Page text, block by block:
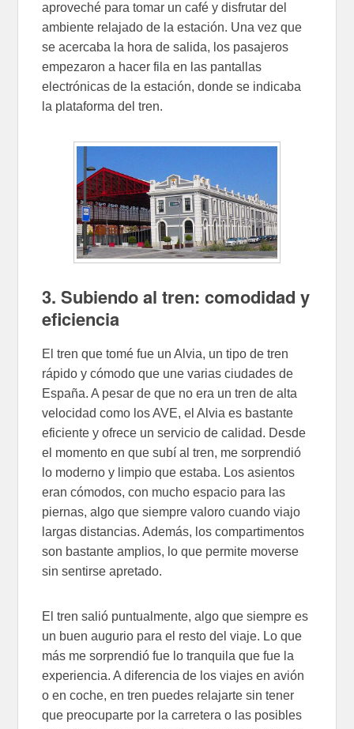
aproveché para tomar un café y disfrutar del
ambiente relajado de la estación. Una vez que
se acercaba la hora de salida, los pasajeros
empezaron a hacer fila en las pantallas
electrónicas de la estación, donde se indicaba
la plataforma del tren.
3. Subiendo al tren: comodidad y
eficiencia
El tren que tomé fue un Alvia, un tipo de tren
rápido y cómodo que une varias ciudades de
España. A pesar de que no era un tren de alta
velocidad como los AVE, el Alvia es bastante
eficiente y ofrece un servicio de calidad. Desde
el momento en que subí al tren, me sorprendió
lo moderno y limpio que estaba. Los asientos
eran cómodos, con mucho espacio para las
piernas, algo que siempre valoro cuando viajo
largas distancias. Además, los compartimentos
son bastante amplios, lo que permite moverse
sin sentirse apretado.
El tren salió puntualmente, algo que siempre es
un buen augurio para el resto del viaje. Lo que
más me sorprendió fue lo tranquila que fue la
experiencia. A diferencia de los viajes en avión
o en coche, en tren puedes relajarte sin tener
que preocuparte por la carretera o las posibles